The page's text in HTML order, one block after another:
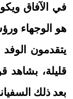
في الآفاق
هو الوجهاء
يتقدمون
قليلة، بشاهد
بعد ذلك